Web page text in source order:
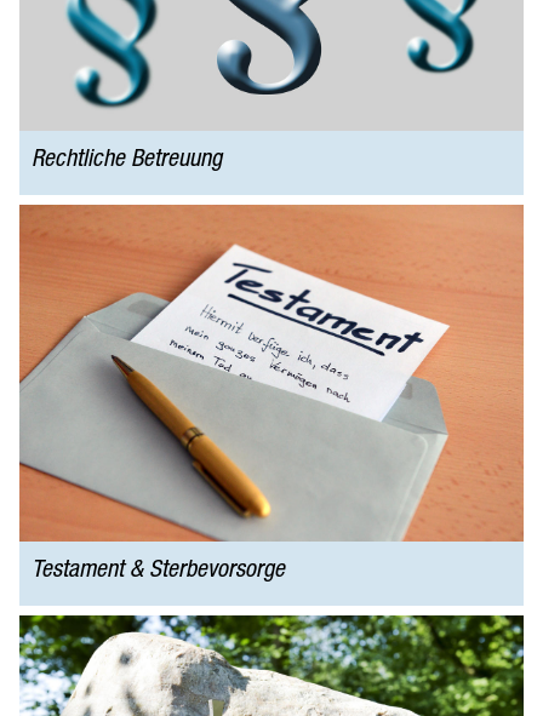
Rechtliche Betreuung
Testament & Sterbevorsorge